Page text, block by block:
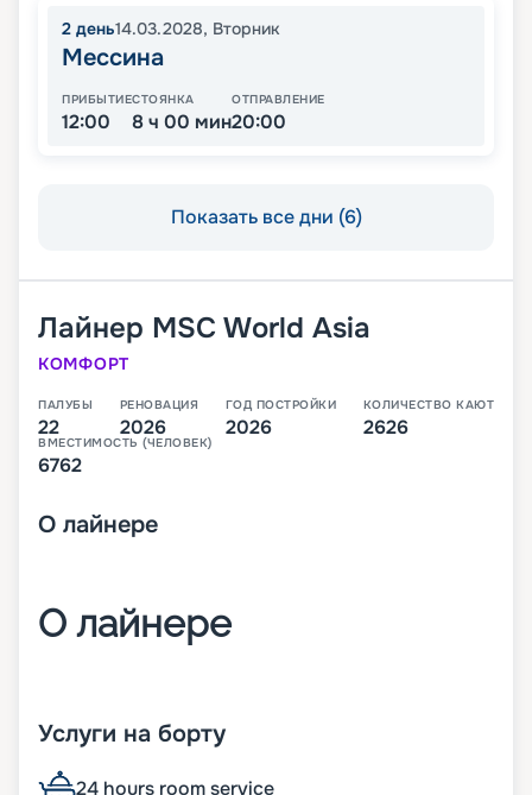
2 день14.03.2028, Вторник
Мессина
ПРИБЫТИЕ
12:00
СТОЯНКА
8 ч 00 мин
ОТПРАВЛЕНИЕ
20:00
Показать все дни (6)
Лайнер MSC World Asia
КОМФОРТ
ПАЛУБЫ
22
РЕНОВАЦИЯ
2026
ГОД ПОСТРОЙКИ
2026
КОЛИЧЕСТВО КАЮТ
2626
ВМЕСТИМОСТЬ (ЧЕЛОВЕК)
6762
О лайнере
О лайнере
который будет спущен на воду в 2026 году. В
своем первом сезоне он будет выполнять круизы
по Средиземноморью.
Услуги на борту
24 hours room service